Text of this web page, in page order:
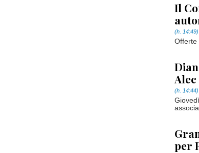
Il
(h. 14:49)
Offerte
(h. 14:44)
per